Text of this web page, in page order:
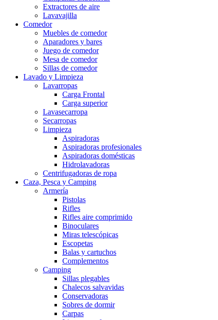
Extractores de aire
Lavavajilla
Comedor
Muebles de comedor
Aparadores y bares
Juego de comedor
Mesa de comedor
Sillas de comedor
Lavado y Limpieza
Lavarropas
Carga Frontal
Carga superior
Lavasecarropa
Secarropas
Limpieza
Aspiradoras
Aspiradoras profesionales
Aspiradoras domésticas
Hidrolavadoras
Centrifugadoras de ropa
Caza, Pesca y Camping
Armería
Pistolas
Rifles
Rifles aire comprimido
Binoculares
Miras telescópicas
Escopetas
Balas y cartuchos
Complementos
Camping
Sillas plegables
Chalecos salvavidas
Conservadoras
Sobres de dormir
Carpas